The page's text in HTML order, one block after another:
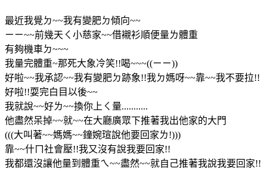
最近我覺ㄉ~~我有變肥ㄉ傾向~~
ㄧㄧ~~前幾天ㄑ小慈家~~借襯衫順便量ㄌ體重
有夠機車ㄉ~~~
我量完體重~那死大象冷笑!!喝~~~((ㄧㄧ))
好啦~~我承認~~我有變肥ㄉ跡象!!我ㄉ媽呀~~靠~~我不要拉!!
好啦!!耍完白目以後~~
我就說~~好ㄌ~~換你上ㄑ量...........
他盡然呆掉~~就~~在大廳廣眾下推著我出他家的大門
(((大叫著~~媽媽~~鐘婉瑄說他要回家ㄌ!)))
靠~~什ㄇ社會壓!!我又沒有說我要回家!!
我都還沒讓他量到體重ㄟ~~盡然~~就自己推著我說我要回家!!